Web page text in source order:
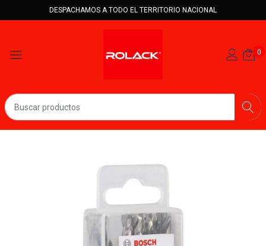
DESPACHAMOS A TODO EL TERRITORIO NACIONAL
0